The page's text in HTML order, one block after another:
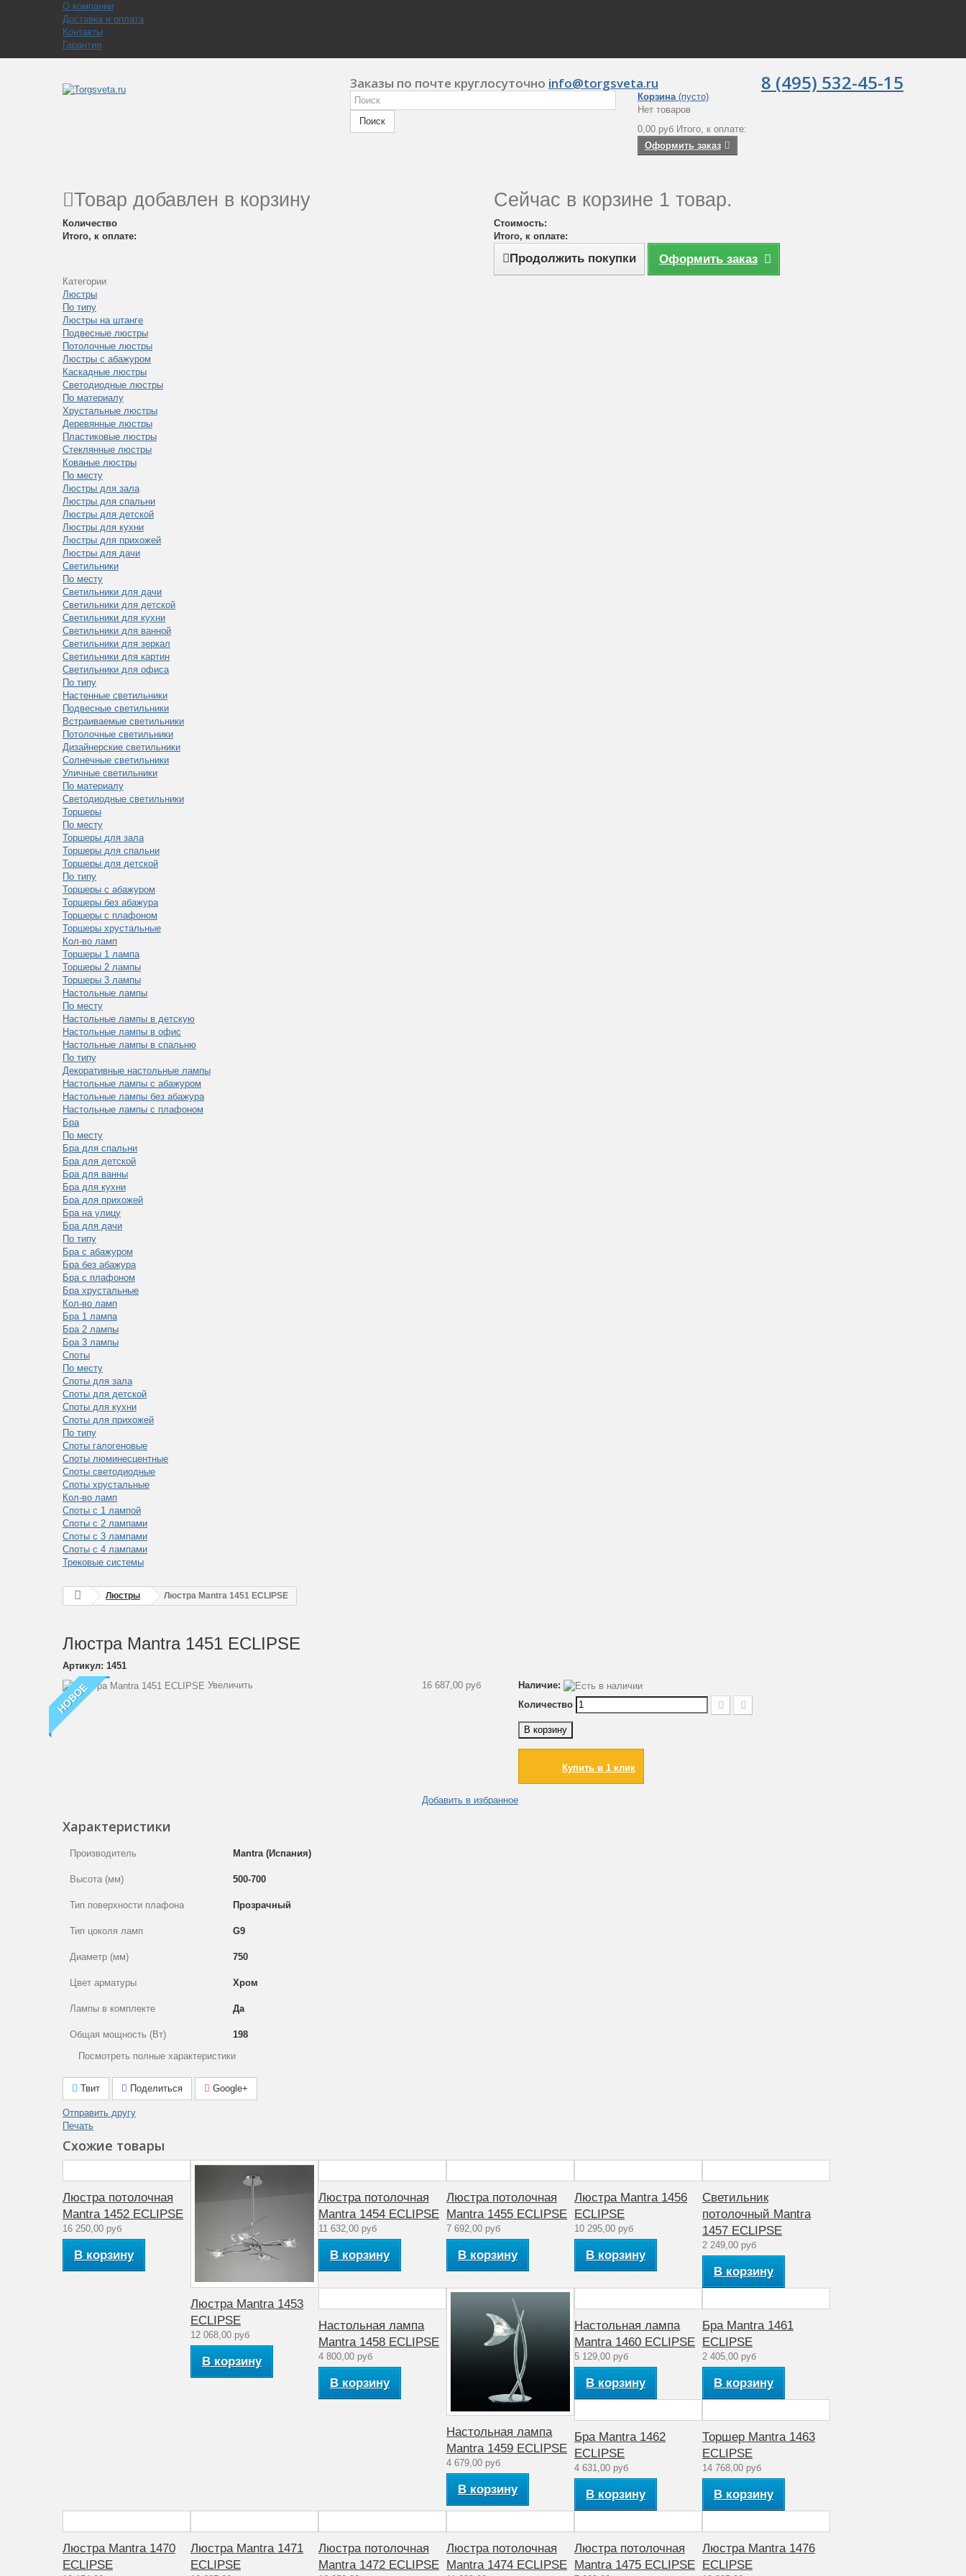
О компании
Доставка и оплата
Контакты
Гарантия
Заказы по почте круглосуточно info@torgsveta.ru 8 (495) 532-45-15
Поиск
Корзина (пусто)
Нет товаров
0,00 руб Итого, к оплате:
Оформить заказ
Товар добавлен в корзину
Количество
Итого, к оплате:
Сейчас в корзине 1 товар.
Стоимость:
Итого, к оплате:
Продолжить покупки Оформить заказ
Категории
Люстры
По типу
Люстры на штанге
Подвесные люстры
Потолочные люстры
Люстры с абажуром
Каскадные люстры
Светодиодные люстры
По материалу
Хрустальные люстры
Деревянные люстры
Пластиковые люстры
Стеклянные люстры
Кованые люстры
По месту
Люстры для зала
Люстры для спальни
Люстры для детской
Люстры для кухни
Люстры для прихожей
Люстры для дачи
Светильники
По месту
Светильники для дачи
Светильники для детской
Светильники для кухни
Светильники для ванной
Светильники для зеркал
Светильники для картин
Светильники для офиса
По типу
Настенные светильники
Подвесные светильники
Встраиваемые светильники
Потолочные светильники
Дизайнерские светильники
Солнечные светильники
Уличные светильники
По материалу
Светодиодные светильники
Торшеры
По месту
Торшеры для зала
Торшеры для спальни
Торшеры для детской
По типу
Торшеры с абажуром
Торшеры без абажура
Торшеры с плафоном
Торшеры хрустальные
Кол-во ламп
Торшеры 1 лампа
Торшеры 2 лампы
Торшеры 3 лампы
Настольные лампы
По месту
Настольные лампы в детскую
Настольные лампы в офис
Настольные лампы в спальню
По типу
Декоративные настольные лампы
Настольные лампы с абажуром
Настольные лампы без абажура
Настольные лампы с плафоном
Бра
По месту
Бра для спальни
Бра для детской
Бра для ванны
Бра для кухни
Бра для прихожей
Бра на улицу
Бра для дачи
По типу
Бра с абажуром
Бра без абажура
Бра с плафоном
Бра хрустальные
Кол-во ламп
Бра 1 лампа
Бра 2 лампы
Бра 3 лампы
Споты
По месту
Споты для зала
Споты для детской
Споты для кухни
Споты для прихожей
По типу
Споты галогеновые
Споты люминесцентные
Споты светодиодные
Споты хрустальные
Кол-во ламп
Споты с 1 лампой
Споты с 2 лампами
Споты с 3 лампами
Споты с 4 лампами
Трековые системы
Люстры Люстра Mantra 1451 ECLIPSE
Люстра Mantra 1451 ECLIPSE
Артикул: 1451
НОВОЕ Увеличить 16 687,00 руб
Добавить в избранное
Наличие:
Количество
В корзину
Купить в 1 клик
Характеристики
Производитель Mantra (Испания)
Высота (мм) 500-700
Тип поверхности плафона Прозрачный
Тип цоколя ламп G9
Диаметр (мм) 750
Цвет арматуры Хром
Лампы в комплекте Да
Общая мощность (Вт) 198
Гарантия производителя (месяцы) 12
Тип поверхности арматуры Глянцевый
Цвет плафона
Мощность лампы (Вт) 33
Материал арматуры
Количество ламп 6
Стиль
Аналог лампе накаливания (Вт) 40
Оптическое стекло
ECLIPSE
Посмотреть полные характеристики
Твит Поделиться Google+
Отправить другу
Печать
Схожие товары
Люстра потолочная
Mantra 1452 ECLIPSE
16 250,00 руб
В корзину
Люстра Mantra 1453
ECLIPSE
12 068,00 руб
В корзину
Люстра потолочная
Mantra 1454 ECLIPSE
11 632,00 руб
В корзину
Люстра потолочная
Mantra 1455 ECLIPSE
7 692,00 руб
В корзину
Люстра Mantra 1456
ECLIPSE
10 295,00 руб
В корзину
Светильник
потолочный Mantra
1457 ECLIPSE
2 249,00 руб
В корзину
Настольная лампа
Mantra 1458 ECLIPSE
4 800,00 руб
В корзину
Настольная лампа
Mantra 1459 ECLIPSE
4 679,00 руб
В корзину
Настольная лампа
Mantra 1460 ECLIPSE
5 129,00 руб
В корзину
Бра Mantra 1461
ECLIPSE
2 405,00 руб
В корзину
Бра Mantra 1462
ECLIPSE
4 631,00 руб
В корзину
Торшер Mantra 1463
ECLIPSE
14 768,00 руб
В корзину
Люстра Mantra 1470
ECLIPSE
Люстра Mantra 1471
ECLIPSE
Люстра потолочная
Mantra 1472 ECLIPSE
Люстра потолочная
Mantra 1474 ECLIPSE
Люстра потолочная
Mantra 1475 ECLIPSE
Люстра Mantra 1476
ECLIPSE